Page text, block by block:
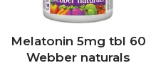
Melatonin 5mg tbl 60
Webber naturals